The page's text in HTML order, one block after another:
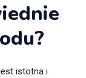
istotna i